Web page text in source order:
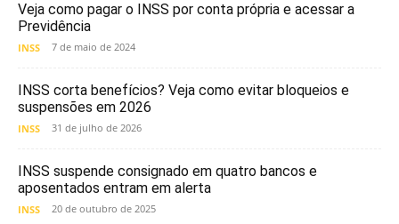
Veja como pagar o INSS por conta própria e acessar a
Previdência
INSS 7 de maio de 2024
INSS corta benefícios? Veja como evitar bloqueios e
suspensões em 2026
INSS 31 de julho de 2026
INSS suspende consignado em quatro bancos e
aposentados entram em alerta
INSS 20 de outubro de 2025